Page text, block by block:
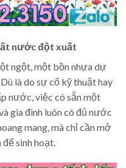
nước đột xuất
ngột, một bồn nhựa dự
là do sự cố kỹ thuật hay
nước, việc có sẵn một
gia đình luôn có đủ nước
mang, mà chỉ cần mở
sinh hoạt.